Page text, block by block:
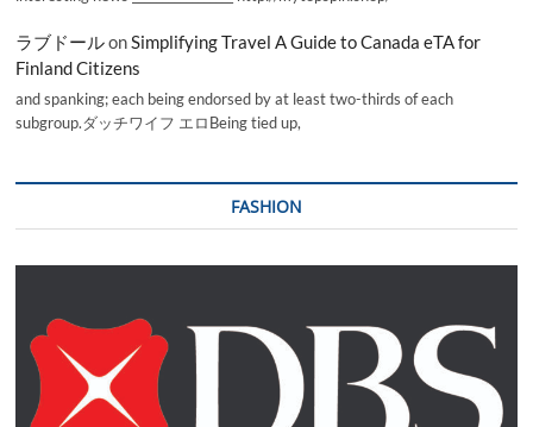
ラブドールonSimplifying Travel A Guide to Canada eTA for
Finland Citizens
and spanking; each being endorsed by at least two-thirds of each
subgroup.ダッチワイフ エロBeing tied up,
FASHION